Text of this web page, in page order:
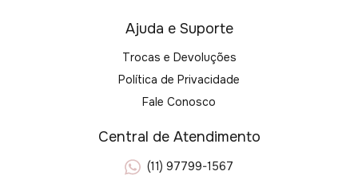
Ajuda e Suporte
Trocas e Devoluções
Política de Privacidade
Fale Conosco
Central de Atendimento
(11) 97799-1567